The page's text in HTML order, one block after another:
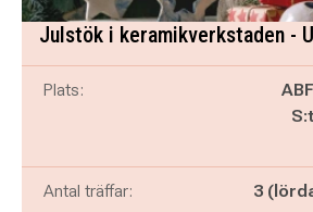
Julstök i keramikverkstaden -
Plats:
Antal träffar: 3